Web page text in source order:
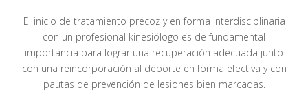
El inicio de tratamiento precoz y en forma interdisciplinaria
con un profesional kinesiólogo es de fundamental
importancia para lograr una recuperación adecuada junto
con una reincorporación al deporte en forma efectiva y con
pautas de prevención de lesiones bien marcadas.